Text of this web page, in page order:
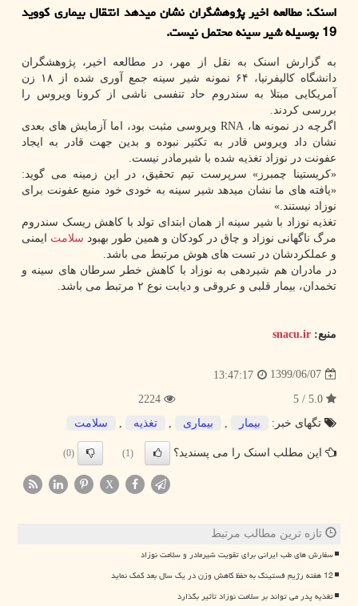
اسنك: مطالعه اخیر پژوهشگران نشان میدهد انتقال بیماری كووید
19 بوسیله شیر سینه محتمل نیست.
به گزارش اسنک به نقل از مهر، در مطالعه اخیر، پژوهشگران
دانشگاه کالیفرنیا، ۶۴ نمونه شیر سینه جمع آوری شده از ۱۸ زن
آمریکایی مبتلا به سندروم حاد تنفسی ناشی از کرونا ویروس را
بررسی کردند.
اگرچه در نمونه ها، RNA ویروسی مثبت بود، اما آزمایش های بعدی
نشان داد ویروس قادر به تکثیر نبوده و بدین جهت قادر به ایجاد
عفونت در نوزاد تغذیه شده با شیرمادر نیست.
«کریستینا چمبرز» سرپرست تیم تحقیق، در این زمینه می گوید:
«یافته های ما نشان میدهد شیر سینه به خودی خود منبع عفونت برای
نوزاد نیستند.»
تغذیه نوزاد با شیر سینه از همان ابتدای تولد با کاهش ریسک سندروم
مرگ ناگهانی نوزاد و چاق در کودکان و همین طور بهبود سلامت ایمنی
و عملکردشان در تست های هوش مرتبط می باشد.
در مادران هم شیردهی به نوزاد با کاهش خطر سرطان های سینه و
تخمدان، بیمار قلبی و عروقی و دیابت نوع ۲ مرتبط می باشد.
منبع: snacu.ir
1399/06/07
13:47:17
تگهای خبر:
بیمار , بیماری , تغذیه , سلامت
این مطلب اسنک را می پسندید؟ (1)
(0)
X
تازه ترین مطالب مرتبط
سفارش های طب ایرانی برای تقویت شیرمادر و سلامت نوزاد
12 هفته رژیم فستینگ به حفظ کاهش وزن در یک سال بعد کمک نماید
تغذیه پدر می تواند بر سلامت نوزاد تأثیر بگذارد